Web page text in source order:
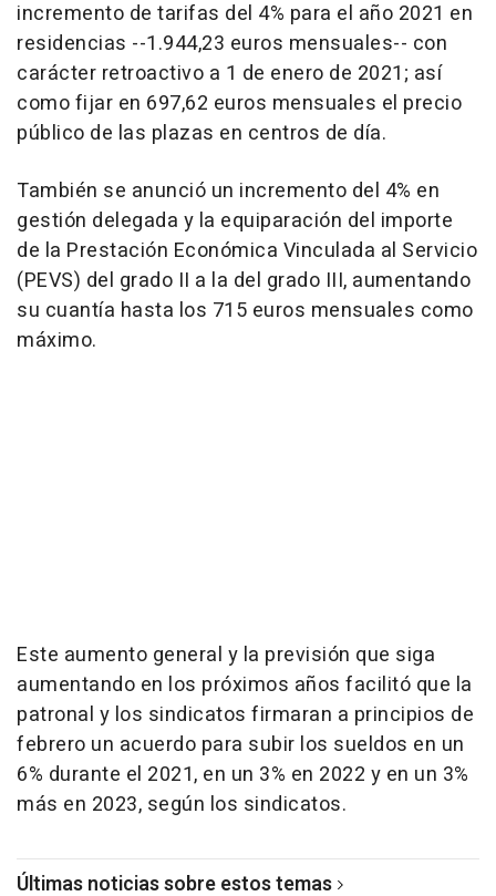
incremento de tarifas del 4% para el año 2021 en
residencias --1.944,23 euros mensuales-- con
carácter retroactivo a 1 de enero de 2021; así
como fijar en 697,62 euros mensuales el precio
público de las plazas en centros de día.
También se anunció un incremento del 4% en
gestión delegada y la equiparación del importe
de la Prestación Económica Vinculada al Servicio
(PEVS) del grado II a la del grado III, aumentando
su cuantía hasta los 715 euros mensuales como
máximo.
Este aumento general y la previsión que siga
aumentando en los próximos años facilitó que la
patronal y los sindicatos firmaran a principios de
febrero un acuerdo para subir los sueldos en un
6% durante el 2021, en un 3% en 2022 y en un 3%
más en 2023, según los sindicatos.
Últimas noticias sobre estos temas